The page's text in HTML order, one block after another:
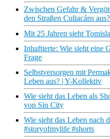
Zwischen Gefahr &
den Straßen Culiacáns
Mit 25 Jahren sieht
Inhaftierte: Wie sieht eine
Frage
Selbstversorgen mit
Leben aus? | Y-Kollektiv
Wie sieht das Leben als
von Sin City
Wie sieht das Leben nach
#storyofmylife #shorts